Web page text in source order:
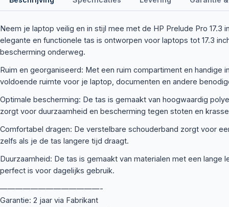
Neem je laptop veilig en in stijl mee met de HP Prelude Pro 17.3
elegante en functionele tas is ontworpen voor laptops tot 17.3
bescherming onderweg.
Ruim en georganiseerd: Met een ruim compartiment en handige
voldoende ruimte voor je laptop, documenten en andere
Optimale bescherming: De tas is gemaakt van hoogwaardig
zorgt voor duurzaamheid en bescherming tegen stoten en
Comfortabel dragen: De verstelbare schouderband zorgt voor
zelfs als je de tas langere tijd draagt.
Duurzaamheid: De tas is gemaakt van materialen met een lange
perfect is voor dagelijks gebruik.
—————————————-
Garantie: 2 jaar via Fabrikant